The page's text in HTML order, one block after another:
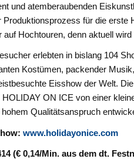
und atemberaubenden
Produktionsprozess für die
auf Hochtouren, denn aktuell
erlebten in bislang 104
Kostümen, packender
Eisshow der Welt.
ON ICE von einer
Qualitätsanspruch
www.holidayonice.com
(€ 0,14/Min. aus dem dt.